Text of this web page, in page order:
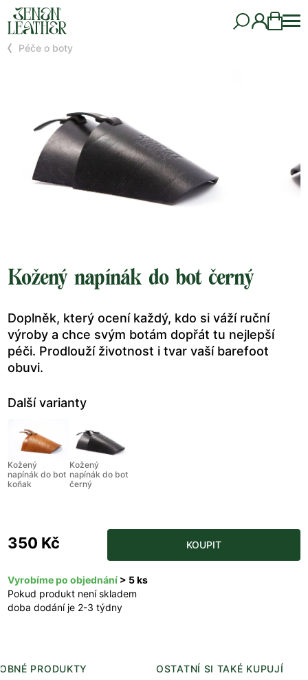
Péče o boty
Kožený napínák do bot černý
Doplněk, který ocení každý, kdo si váží ruční
výroby a chce svým botám dopřát tu nejlepší
péči. Prodlouží životnost i tvar vaší barefoot
obuvi.
Další varianty
Kožený
napínák do bot
koňak
Kožený
napínák do bot
černý
350 Kč KOUPIT
Vyrobíme po objednání > 5 ks
Pokud produkt není skladem
doba dodání je 2-3 týdny
PRODUKTY OSTATNÍ SI TAKÉ KUPUJÍ